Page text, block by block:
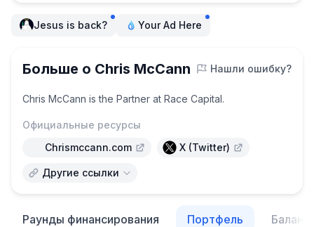
Jesus is back? Your Ad Here
Больше о Chris McCann Нашли ошибку?
Chris McCann is the Partner at Race Capital.
Официальные ресурсы
Chrismccann.com
X (Twitter)
Другие ссылки
Раунды финансирования Портфель